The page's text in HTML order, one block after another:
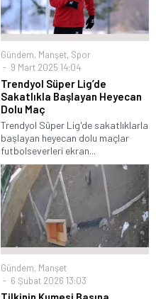
Gündem, Manşet, Spor
9 Mart 2025 14:04
Trendyol Süper Lig’de
Sakatlıkla Başlayan Heyecan
Dolu Maç
Trendyol Süper Lig'de sakatlıklarla
başlayan heyecan dolu maçlar
futbolseverleri ekran...
Gündem, Manşet
6 Şubat 2026 13:03